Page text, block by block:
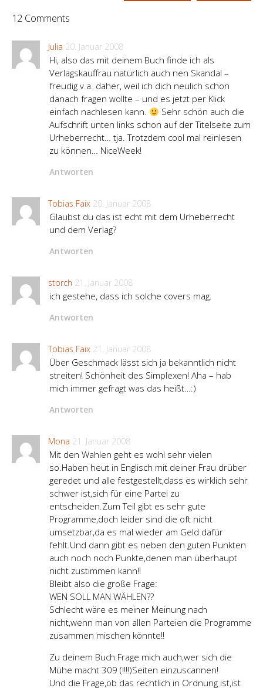
12 Comments
Julia 20. Januar 2008
Hi, also das mit deinem Buch finde ich als
Verlagskauffrau natürlich auch nen Skandal –
freudig v.a. daher, weil ich dich neulich schon
danach fragen wollte – und es jetzt per Klick
einfach nachlesen kann.
Sehr schön auch die
Aufschrift unten links schon auf der Titelseite zum
Urheberrecht… tja. Trotzdem cool mal reinlesen
zu können… NiceWeek!
Antworten
Tobias Faix 20. Januar 2008
Glaubst du das ist echt mit dem Urheberrecht
und dem Verlag?
Antworten
storch 21. Januar 2008
ich gestehe, dass ich solche covers mag.
Antworten
Tobias Faix 21. Januar 2008
Über Geschmack lässt sich ja bekanntlich nicht
streiten! Schönheit des Simplexen! Aha – hab
mich immer gefragt was das heißt…:)
Antworten
Mona 21. Januar 2008
Mit den Wahlen geht es wohl sehr vielen
so.Haben heut in Englisch mit deiner Frau drüber
geredet und alle festgestellt,dass es wirklich sehr
schwer ist,sich für eine Partei zu
entscheiden.Zum Teil gibt es sehr gute
Programme,doch leider sind die oft nicht
umsetzbar,da es mal wieder am Geld dafür
fehlt.Und dann gibt es neben den guten Punkten
auch noch noch Punkte,denen man überhaupt
nicht zustimmen kann!!
Bleibt also die große Frage:
WEN SOLL MAN WÄHLEN??
Schlecht wäre es meiner Meinung nach
nicht,wenn man von allen Parteien die Programme
zusammen mischen könnte!!
Zu deinem Buch:Frage mich auch,wer sich die
Mühe macht 309 (!!!!)Seiten einzuscannen!
Und die Frage,ob das rechtlich in Ordnung ist,ist